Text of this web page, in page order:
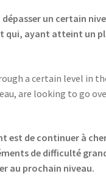
un certain
qui, ayant atteint un
a certain level in
are looking to go
de continuer à
de difficulté
au prochain niveau.